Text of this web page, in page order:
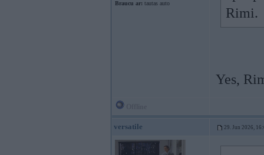
Braucu ar: tautas auto
Rimi.
Yes,
versatile 29. Jun 2026,